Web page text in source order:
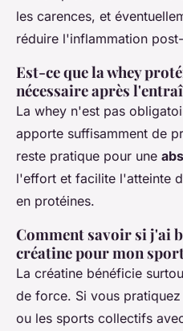
les carences, et
réduire l'inflammation
Est-ce que la whey
nécessaire après
La whey n'est pas
apporte suffisamment de
reste pratique pour une
l'effort et facilite l'atteinte
en protéines.
Comment savoir si j'ai
créatine pour mon
La créatine bénéficie
de force. Si vous
ou les sports collectifs